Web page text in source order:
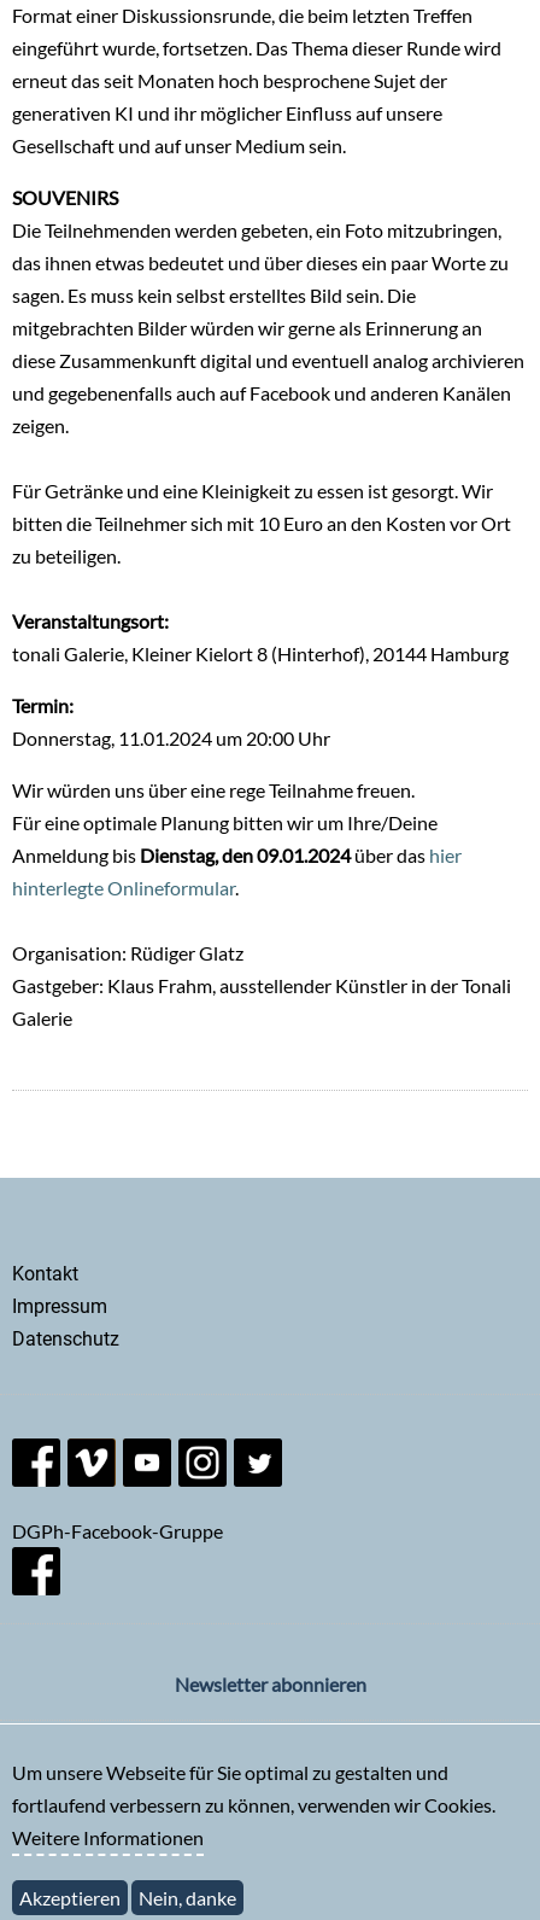
Format einer Diskussionsrunde, die beim letzten Treffen
eingeführt wurde, fortsetzen. Das Thema dieser Runde wird
erneut das seit Monaten hoch besprochene Sujet der
generativen KI und ihr möglicher Einfluss auf unsere
Gesellschaft und auf unser Medium sein.
SOUVENIRS
Die Teilnehmenden werden gebeten, ein Foto mitzubringen,
das ihnen etwas bedeutet und über dieses ein paar Worte zu
sagen. Es muss kein selbst erstelltes Bild sein. Die
mitgebrachten Bilder würden wir gerne als Erinnerung an
diese Zusammenkunft digital und eventuell analog archivieren
und gegebenenfalls auch auf Facebook und anderen Kanälen
zeigen.
Für Getränke und eine Kleinigkeit zu essen ist gesorgt. Wir
bitten die Teilnehmer sich mit 10 Euro an den Kosten vor Ort
zu beteiligen.
Veranstaltungsort:
tonali Galerie, Kleiner Kielort 8 (Hinterhof), 20144 Hamburg
Termin:
Donnerstag, 11.01.2024 um 20:00 Uhr
Wir würden uns über eine rege Teilnahme freuen.
Für eine optimale Planung bitten wir um Ihre/Deine
Anmeldung bis Dienstag, den 09.01.2024über das hier
hinterlegte Onlineformular.
Organisation: Rüdiger Glatz
Gastgeber: Klaus Frahm, ausstellender Künstler in der Tonali
Galerie
Secondary
menu
Kontakt
Impressum
Datenschutz
DGPh-Facebook-Gruppe
Newsletter abonnieren
Um unsere Webseite für Sie optimal zu gestalten und
fortlaufend verbessern zu können, verwenden wir Cookies.
Weitere Informationen
Akzeptieren Nein, danke